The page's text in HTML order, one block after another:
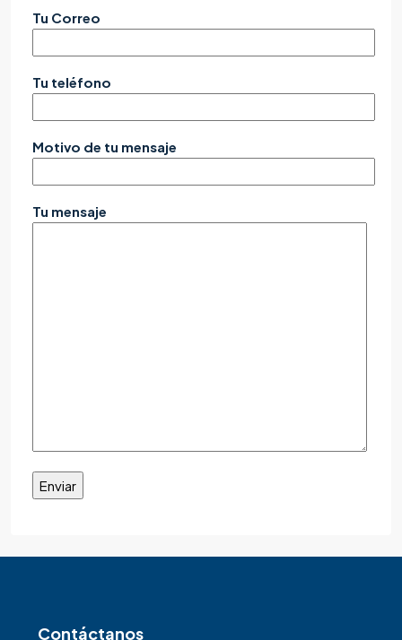
Tu Correo
Tu teléfono
Motivo de tu mensaje
Tu mensaje
Contáctanos